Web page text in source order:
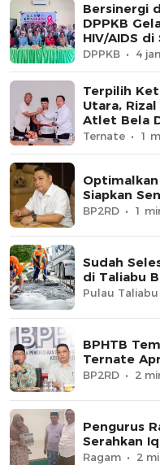
Bersinergi
DPPKB
HIV/AIDS
DPPKB 4
Terpilih
Utara,
Atlet Bela
Ternate 1
Optimalkan
Siapkan
BP2RD 1
Sudah
di Taliabu
Pulau Taliabu
BPHTB
Ternate
BP2RD 2
Pengurus
Serahkan
Ragam 2